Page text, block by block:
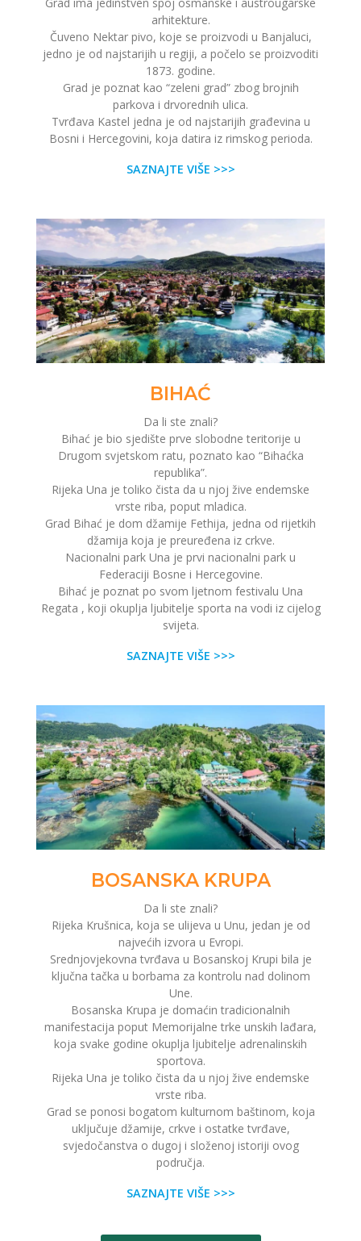
arhitekture.
Čuveno Nektar pivo, koje se proizvodi u Banjaluci,
jedno je od najstarijih u regiji, a počelo se proizvoditi
1873. godine.
Grad je poznat kao “zeleni grad” zbog brojnih
parkova i drvorednih ulica.
Tvrđava Kastel jedna je od najstarijih građevina u
Bosni i Hercegovini, koja datira iz rimskog perioda.
SAZNAJTE VIŠE >>>
BIHAĆ
Da li ste znali?
Bihać je bio sjedište prve slobodne teritorije u
Drugom svjetskom ratu, poznato kao “Bihaćka
republika”.
Rijeka Una je toliko čista da u njoj žive endemske
vrste riba, poput mladica.
Grad Bihać je dom džamije Fethija, jedna od rijetkih
džamija koja je preuređena iz crkve.
Nacionalni park Una je prvi nacionalni park u
Federaciji Bosne i Hercegovine.
Bihać je poznat po svom ljetnom festivalu Una
Regata , koji okuplja ljubitelje sporta na vodi iz cijelog
svijeta.
SAZNAJTE VIŠE >>>
BOSANSKA KRUPA
Da li ste znali?
Rijeka Krušnica, koja se ulijeva u Unu, jedan je od
najvećih izvora u Evropi.
Srednjovjekovna tvrđava u Bosanskoj Krupi bila je
ključna tačka u borbama za kontrolu nad dolinom
Une.
Bosanska Krupa je domaćin tradicionalnih
manifestacija poput Memorijalne trke unskih lađara,
koja svake godine okuplja ljubitelje adrenalinskih
sportova.
Rijeka Una je toliko čista da u njoj žive endemske
vrste riba.
Grad se ponosi bogatom kulturnom baštinom, koja
uključuje džamije, crkve i ostatke tvrđave,
svjedočanstva o dugoj i složenoj istoriji ovog
područja.
SAZNAJTE VIŠE >>>